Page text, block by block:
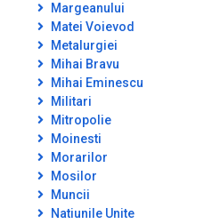
Margeanului
Matei Voievod
Metalurgiei
Mihai Bravu
Mihai Eminescu
Militari
Mitropolie
Moinesti
Morarilor
Mosilor
Muncii
Natiunile Unite